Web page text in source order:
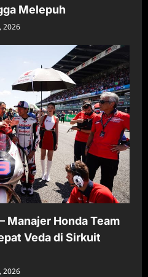
Melepuh
2026
Manajer Honda Team
Veda di Sirkuit
2026